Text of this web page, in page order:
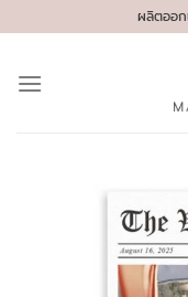
to
ผลิตออ